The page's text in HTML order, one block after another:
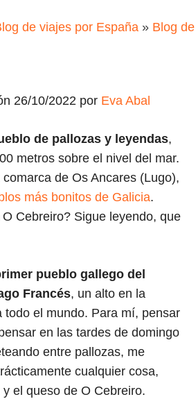
de viajes por España » Blog de
26/10/2022 por Eva Abal
de pallozas y leyendas,
metros sobre el nivel del mar.
de Os Ancares (Lugo),
más bonitos de Galicia.
Cebreiro? Sigue leyendo, que
pueblo gallego del
Francés, un alto en la
todo el mundo. Para mí, pensar
en las tardes de domingo
entre pallozas, me
cualquier cosa,
el queso de O Cebreiro.